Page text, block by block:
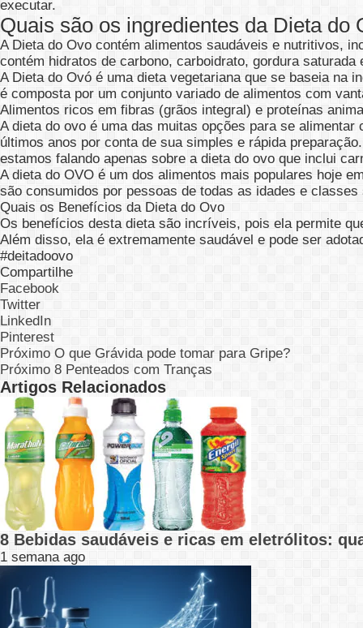
executar.
Quais são os ingredientes da Dieta do
A Dieta do Ovo contém alimentos saudáveis e nutritivos,
contém hidratos de carbono, carboidrato, gordura saturada
A Dieta do Ovó é uma dieta vegetariana que se baseia na
é composta por um conjunto variado de alimentos com
Alimentos ricos em fibras (grãos integral) e proteínas
A dieta do ovo é uma das muitas opções para se
últimos anos por conta de sua simples e rápida
estamos falando apenas sobre a dieta do ovo que inclui
A dieta do OVO é um dos alimentos mais populares hoje
são consumidos por pessoas de todas as idades e classes
Quais os Benefícios da Dieta do Ovo
Os benefícios desta dieta são incríveis, pois ela permite
Além disso, ela é extremamente saudável e pode ser
#deitadoovo
Compartilhe
Facebook
Twitter
LinkedIn
Pinterest
Próximo O que Grávida pode tomar para Gripe?
Próximo 8 Penteados com Tranças
Artigos Relacionados
8 Bebidas saudáveis e ricas em eletrólitos:
1 semana ago